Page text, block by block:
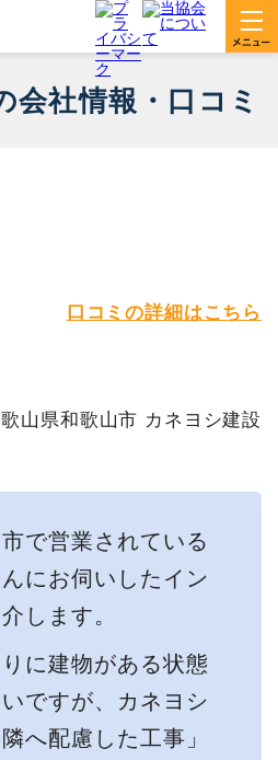
会社情報・口コミ
口コミの詳細はこちら
山県和歌山市 カネヨシ建設
で営業されている
にお伺いしたイン
します。
に建物がある状態
ですが、カネヨシ
へ配慮した工事」